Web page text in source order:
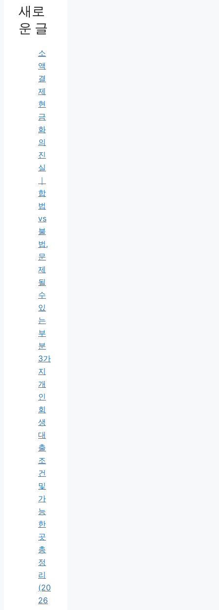
새로
운 글
소
액
결
제
현
금
화
의
진
실
｜
합
법
vs
불
법,
문
제
될
수
있
는
부
분
3가
지
개
인
회
생
대
출
조
건
및
가
능
한
곳
총
정
리
(20
26